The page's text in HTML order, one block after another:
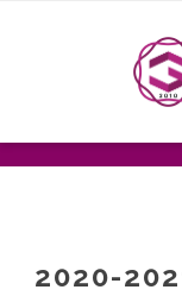
2020-